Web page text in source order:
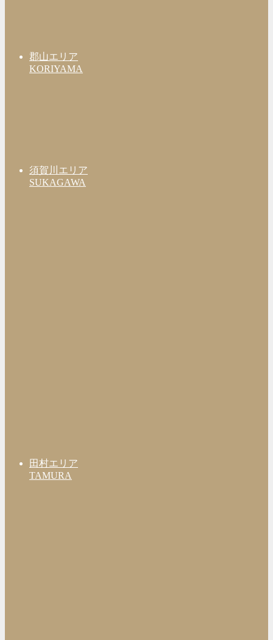
郡山エリア
KORIYAMA
須賀川エリア
SUKAGAWA
田村エリア
TAMURA